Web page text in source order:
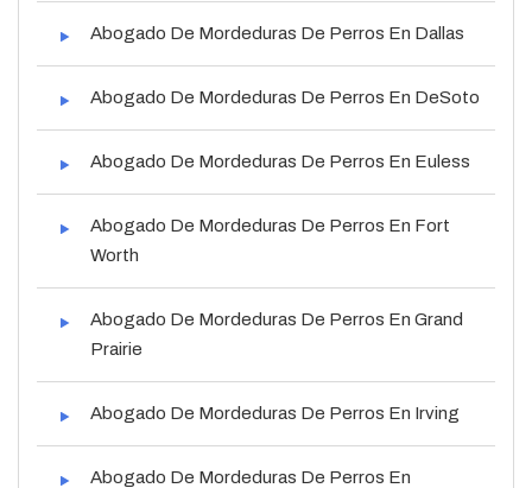
Abogado De Mordeduras De Perros En Dallas
Abogado De Mordeduras De Perros En DeSoto
Abogado De Mordeduras De Perros En Euless
Abogado De Mordeduras De Perros En Fort
Worth
Abogado De Mordeduras De Perros En Grand
Prairie
Abogado De Mordeduras De Perros En Irving
Abogado De Mordeduras De Perros En